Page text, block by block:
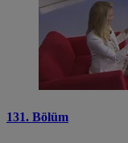
131. Bölüm